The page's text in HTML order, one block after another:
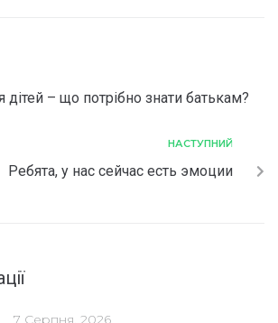
дітей – що потрібно знати батькам?
НАСТУПНИЙ
Ребята, у нас сейчас есть эмоции
7 Серпня, 2026